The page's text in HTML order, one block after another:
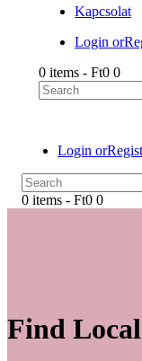
Kapcsolat
Login or
0 items -Ft0 0
Login or
0 items - Ft0 0
Find